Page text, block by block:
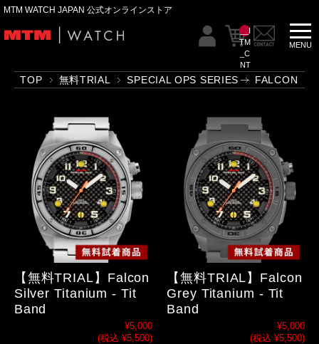
MTM WATCH JAPAN 公式オンラインストア
__I
TM
_C
NT
__
TOP 無料TRIAL SPECIAL OPS SERIES FALCON
【無料TRIAL】Falcon
Silver Titanium - Tit
Band
¥5,000
(税込 ¥5,500)
【無料TRIAL】Falcon
Grey Titanium - Tit
Band
¥5,000
(税込 ¥5,500)